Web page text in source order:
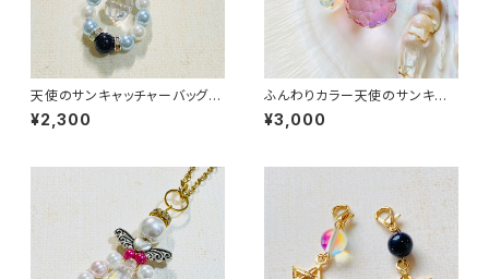
天使のサンキャッチャーバッグチ
ャーム
¥2,300
ふんわりカラー天使のサンキャッ
チャーバッグチャーム
¥3,000